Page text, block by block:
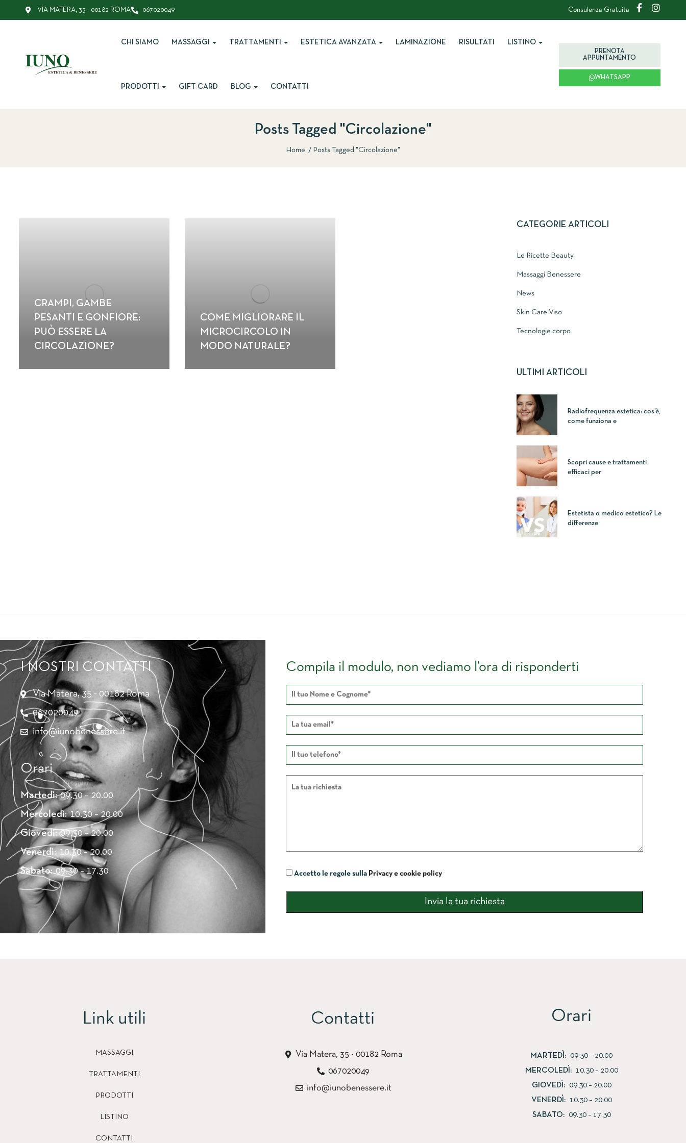
VIA MATERA, 35 - 00182 ROMA 067020049 Consulenza Gratuita
CHI SIAMO MASSAGGI TRATTAMENTI ESTETICA AVANZATA LAMINAZIONE RISULTATI LISTINO
PRODOTTI GIFT CARD BLOG CONTATTI
PRENOTA
APPUNTAMENTO
WHATSAPP
Posts Tagged "circolazione"
Home Posts Tagged "circolazione"
CRAMPI, GAMBE
PESANTI E GONFIORE:
PUÒ ESSERE LA
CIRCOLAZIONE?
COME MIGLIORARE IL
MICROCIRCOLO IN
MODO NATURALE?
CATEGORIE ARTICOLI
Le Ricette Beauty
Massaggi Benessere
News
Skin Care Viso
Tecnologie corpo
ULTIMI ARTICOLI
Radiofrequenza estetica: cos’è,
come funziona e
Scopri cause e trattamenti
efficaci per
Estetista o medico estetico? Le
differenze
I NOSTRI CONTATTI
Via Matera, 35 - 00182 Roma
067020049
info@iunobenessere.it
Orari
Martedì: 09.30 – 20.00
Mercoledì: 10.30 – 20.00
Giovedì: 09.30 – 20.00
Venerdì: 10.30 – 20.00
Sabato: 09.30 – 17.30
Compila il modulo, non vediamo l’ora di risponderti
Accetto le regole sulla Privacy e cookie policy
Link utili
MASSAGGI
TRATTAMENTI
PRODOTTI
LISTINO
CONTATTI
Contatti
Via Matera, 35 - 00182 Roma
067020049
info@iunobenessere.it
Orari
MARTEDÌ: 09.30 – 20.00
MERCOLEDÌ: 10.30 – 20.00
GIOVEDÌ: 09.30 – 20.00
VENERDÌ: 10.30 – 20.00
SABATO: 09.30 – 17.30